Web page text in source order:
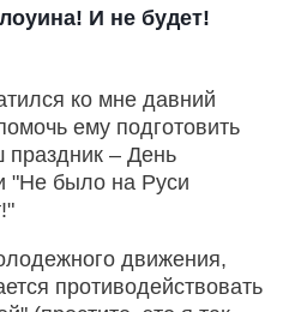
И не будет!
ко мне давний
ему подготовить
– День
"Не было на Руси
движения,
противодействовать